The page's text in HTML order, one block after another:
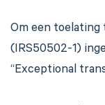
Om een toelating
(IRS50502-1)
“Exceptional